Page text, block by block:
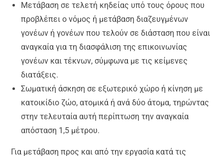
Μετάβαση σε τελετή κηδείας υπό τους όρους που
προβλέπει ο νόμος ή μετάβαση διαζευγμένων
γονέων ή γονέων που τελούν σε διάσταση που είναι
αναγκαία για τη διασφάλιση της επικοινωνίας
γονέων και τέκνων, σύμφωνα με τις κείμενες
διατάξεις.
Σωματική άσκηση σε εξωτερικό χώρο ή κίνηση με
κατοικίδιο ζώο, ατομικά ή ανά δύο άτομα, τηρώντας
στην τελευταία αυτή περίπτωση την αναγκαία
απόσταση 1,5 μέτρου.
Για μετάβαση προς και από την εργασία κατά τις